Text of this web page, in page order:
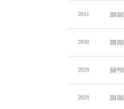
2931 [점검]
2930 [점검]
2929 [공지]
2928 [점검]